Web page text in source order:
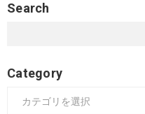
Search
Category